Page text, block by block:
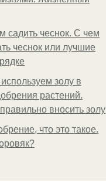
садить чеснок. С чем
чеснок или лучшие
золу в
растений.
правильно вносить золу
что это такое.